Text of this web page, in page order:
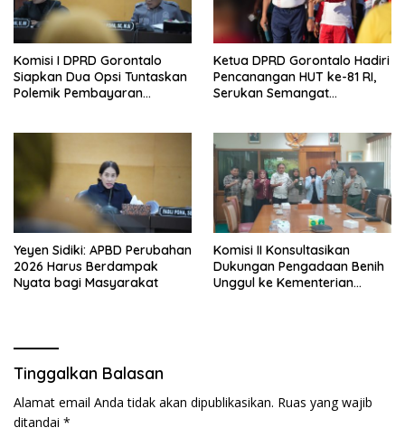
Komisi I DPRD Gorontalo
Siapkan Dua Opsi Tuntaskan
Polemik Pembayaran
Ketua DPRD Gorontalo Hadiri
Pencanangan HUT ke-81 RI,
Serukan Semangat
Yeyen Sidiki: APBD Perubahan
2026 Harus Berdampak
Nyata bagi Masyarakat
Komisi II Konsultasikan
Dukungan Pengadaan Benih
Unggul ke Kementerian
Tinggalkan Balasan
Alamat email Anda tidak akan dipublikasikan. Ruas yang wajib
ditandai *